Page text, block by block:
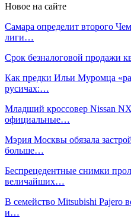
Новое на сайте
Самара определит второго
лиги…
Срок безналоговой продажи
Как предки Ильи Муромца
русичах:…
Младший кроссовер Nissan
официальные…
Мэрия Москвы обязала
больше…
Беспрецедентные снимки
величайших…
В семейство Mitsubishi Pajero
и…